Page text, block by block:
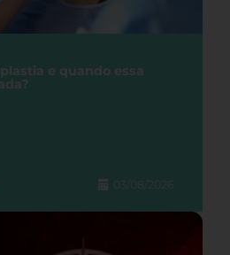
e quando essa
03/08/2026